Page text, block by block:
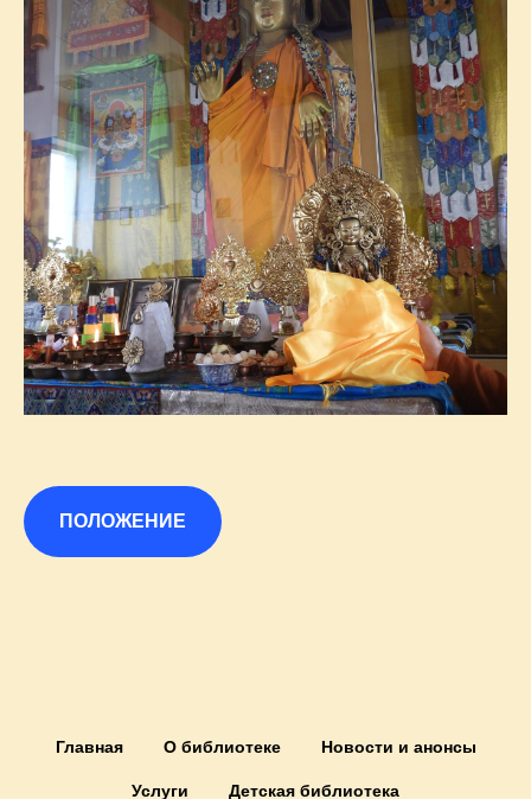
ПОЛОЖЕНИЕ
Главная О библиотеке Новости и анонсы
Услуги Детская библиотека